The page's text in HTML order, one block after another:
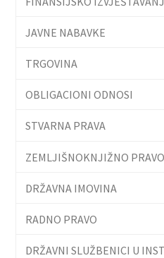
JAVNE NABAVKE
TRGOVINA
OBLIGACIONI ODNOSI
STVARNA PRAVA
ZEMLJIŠNOKNJIŽNO PRAVO
DRŽAVNA IMOVINA
RADNO PRAVO
DRŽAVNI SLUŽBENICI U